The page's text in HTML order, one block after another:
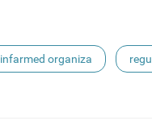
infarmed organiza